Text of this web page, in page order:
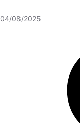
04/08/2025